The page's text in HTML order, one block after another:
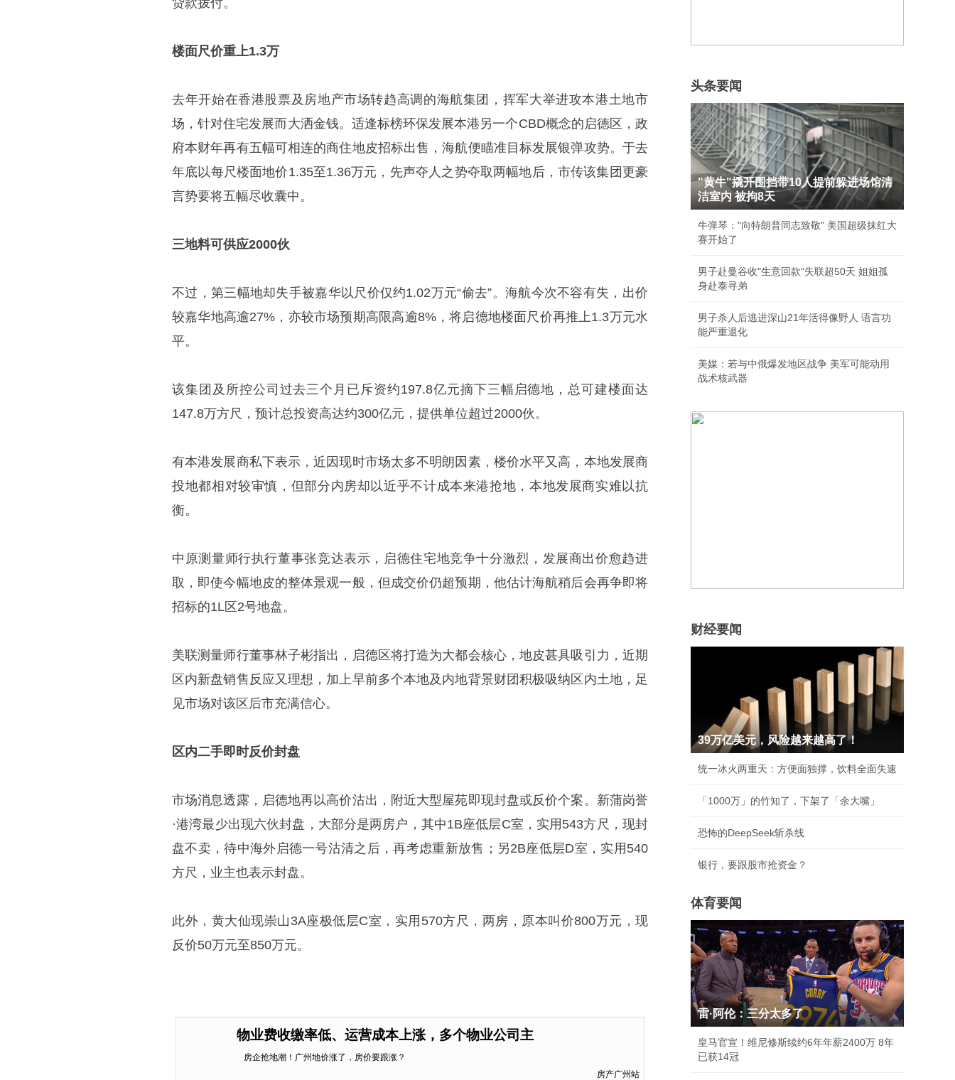
贷款拨付。
楼面尺价重上1.3万
去年开始在香港股票及房地产市场转趋高调的海航集团，挥军大举进攻本港土地市
场，针对住宅发展而大洒金钱。适逢标榜环保发展本港另一个CBD概念的启德区，政
府本财年再有五幅可相连的商住地皮招标出售，海航便瞄准目标发展银弹攻势。于去
年底以每尺楼面地价1.35至1.36万元，先声夺人之势夺取两幅地后，市传该集团更豪
言势要将五幅尽收囊中。
三地料可供应2000伙
不过，第三幅地却失手被嘉华以尺价仅约1.02万元“偷去”。海航今次不容有失，出价
较嘉华地高逾27%，亦较市场预期高限高逾8%，将启德地楼面尺价再推上1.3万元水
平。
该集团及所控公司过去三个月已斥资约197.8亿元摘下三幅启德地，总可建楼面达
147.8万方尺，预计总投资高达约300亿元，提供单位超过2000伙。
有本港发展商私下表示，近因现时市场太多不明朗因素，楼价水平又高，本地发展商
投地都相对较审慎，但部分内房却以近乎不计成本来港抢地，本地发展商实难以抗
衡。
中原测量师行执行董事张竞达表示，启德住宅地竞争十分激烈，发展商出价愈趋进
取，即使今幅地皮的整体景观一般，但成交价仍超预期，他估计海航稍后会再争即将
招标的1L区2号地盘。
美联测量师行董事林子彬指出，启德区将打造为大都会核心，地皮甚具吸引力，近期
区内新盘销售反应又理想，加上早前多个本地及内地背景财团积极吸纳区内土地，足
见市场对该区后市充满信心。
区内二手即时反价封盘
市场消息透露，启德地再以高价沽出，附近大型屋苑即现封盘或反价个案。新蒲岗誉
·港湾最少出现六伙封盘，大部分是两房户，其中1B座低层C室，实用543方尺，现封
盘不卖，待中海外启德一号沽清之后，再考虑重新放售；另2B座低层D室，实用540
方尺，业主也表示封盘。
此外，黄大仙现崇山3A座极低层C室，实用570方尺，两房，原本叫价800万元，现
反价50万元至850万元。
物业费收缴率低、运营成本上涨，多个物业公司主
房企抢地潮！广州地价涨了，房价要跟涨？
房产广州站
头条要闻
"黄牛"撬开围挡带10人提前躲进场馆清
洁室内 被拘8天
牛弹琴："向特朗普同志致敬" 美国超级抹红大
赛开始了
男子赴曼谷收"生意回款"失联超50天 姐姐孤
身赴泰寻弟
男子杀人后逃进深山21年活得像野人 语言功
能严重退化
美媒：若与中俄爆发地区战争 美军可能动用
战术核武器
财经要闻
39万亿美元，风险越来越高了！
统一冰火两重天：方便面独撑，饮料全面失速
「1000万」的竹知了，下架了「余大嘴」
恐怖的DeepSeek斩杀线
银行，要跟股市抢资金？
体育要闻
雷·阿伦：三分太多了
皇马官宣！维尼修斯续约6年年薪2400万 8年
已获14冠